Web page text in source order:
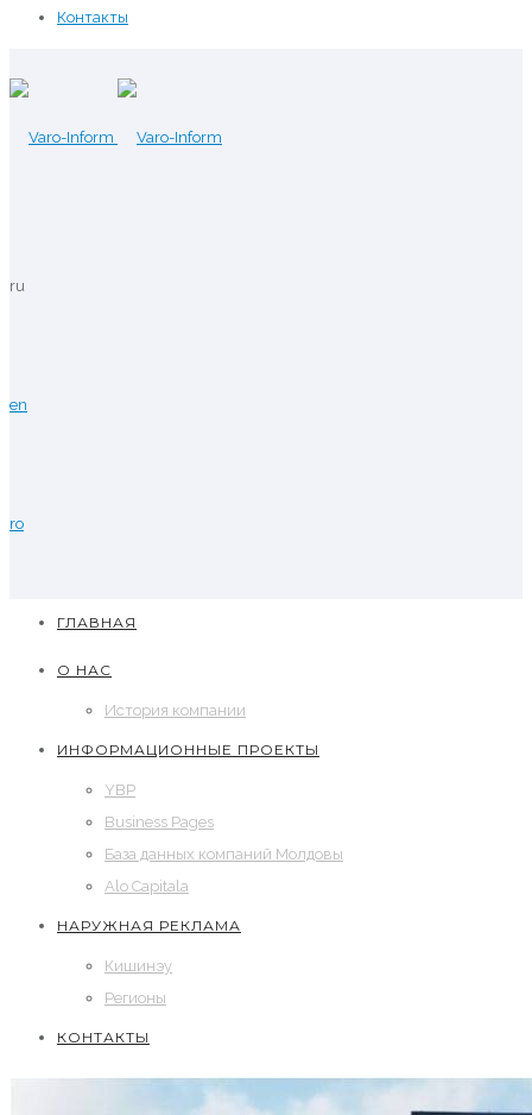
Контакты
ru
en
ro
ГЛАВНАЯ
О НАС
История компании
ИНФОРМАЦИОННЫЕ ПРОЕКТЫ
YBP
Business Pages
База данных компаний Молдовы
Alo Capitala
НАРУЖНАЯ РЕКЛАМА
Кишинэу
Регионы
КОНТАКТЫ